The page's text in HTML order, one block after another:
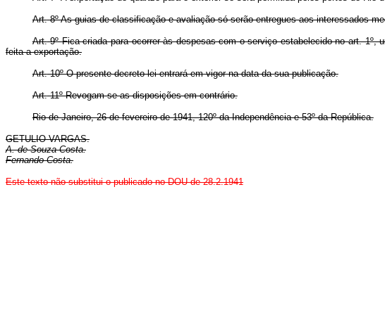
Art.8º As guias de classificação e avaliação só serão entregues aos interessados
Art.9º Fica criada para ocorrer às despesas com o serviço estabelecido no art.
feita a exportação.
Art.10º O presente decreto-lei entrará em vigor na data da sua publicação.
Art.11º Revogam-se as disposições em contrário.
Rio de Janeiro, 26 de fevereiro de 1941, 120º da Independência e 53º da República.
GETULIO VARGAS.
A. de Souza Costa.
Fernando Costa.
Este texto não substitui o publicado no DOU de 28.2.1941